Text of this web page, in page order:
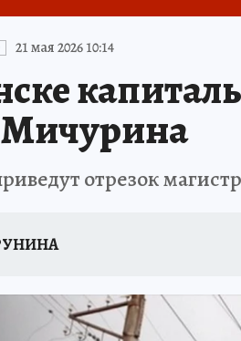
НА СЕБЕ
21 мая 2026 10:14
отрезок